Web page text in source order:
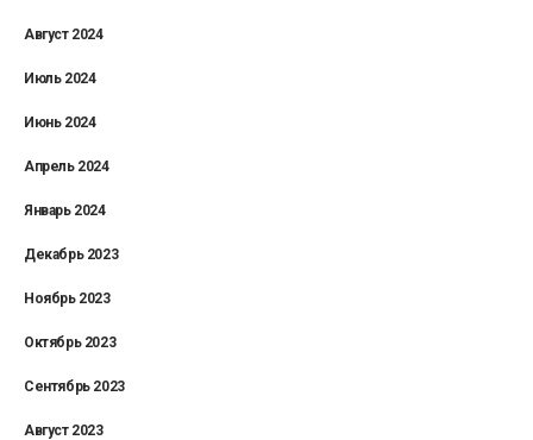
Август 2024
Июль 2024
Июнь 2024
Апрель 2024
Январь 2024
Декабрь 2023
Ноябрь 2023
Октябрь 2023
Сентябрь 2023
Август 2023